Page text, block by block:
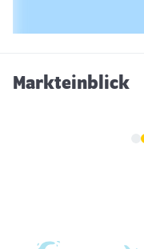
Markteinblick